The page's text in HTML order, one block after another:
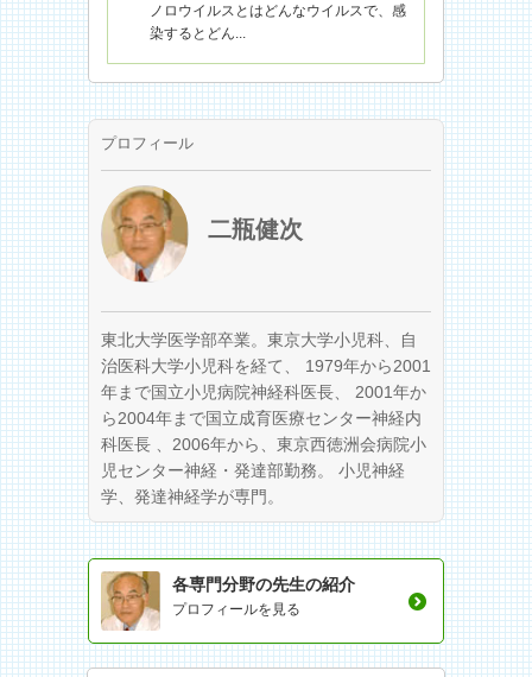
ノロウイルスとはどんなウイルスで、感
染するとどん...
プロフィール
二瓶健次
東北大学医学部卒業。東京大学小児科、自
治医科大学小児科を経て、 1979年から2001
年まで国立小児病院神経科医長、 2001年か
ら2004年まで国立成育医療センター神経内
科医長 、2006年から、東京西徳洲会病院小
児センター神経・発達部勤務。 小児神経
学、発達神経学が専門。
各専門分野の先生の紹介
プロフィールを見る